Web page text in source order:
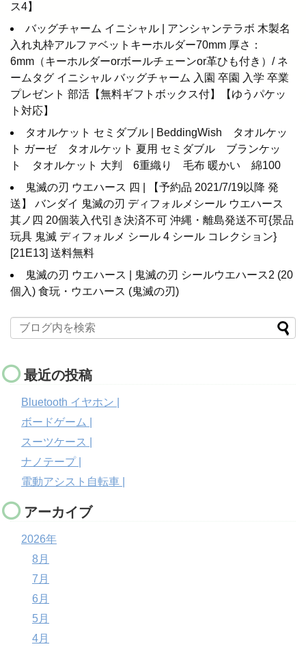
ス4】
バッグチャーム イニシャル | アンシャンテラボ 木製名
入れ丸枠アルファベットキーホルダー70mm 厚さ：
6mm（キーホルダーorボールチェーンor革ひも付き）/ ネ
ームタグ イニシャル バッグチャーム 入園 卒園 入学 卒業
プレゼント 部活【無料ギフトボックス付】【ゆうパケッ
ト対応】
タオルケット セミダブル | BeddingWish タオルケッ
ト ガーゼ タオルケット 夏用 セミダブル ブランケッ
ト タオルケット 大判 6重織り 毛布 暖かい 綿100
鬼滅の刃 ウエハース 四 | 【予約品 2021/7/19以降 発
送】 バンダイ 鬼滅の刃 ディフォルメシール ウエハース
其ノ四 20個装入代引き決済不可 沖縄・離島発送不可{景品
玩具 鬼滅 ディフォルメ シール 4 シール コレクション}
[21E13] 送料無料
鬼滅の刃 ウエハース | 鬼滅の刃 シールウエハース2 (20
個入) 食玩・ウエハース (鬼滅の刃)
最近の投稿
Bluetooth イヤホン |
ボードゲーム |
スーツケース |
ナノテープ |
電動アシスト自転車 |
アーカイブ
2026年
8月
7月
6月
5月
4月